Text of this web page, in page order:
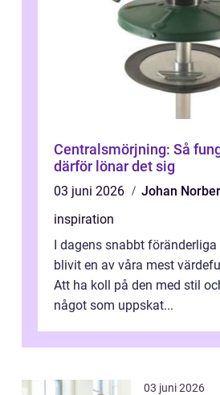
Centralsmörjning: Så
därför lönar det sig
03 juni 2026
Johan
inspiration
I dagens snabbt
blivit en av våra mest
Att ha koll på den med stil
något som uppskat...
03 juni 2026